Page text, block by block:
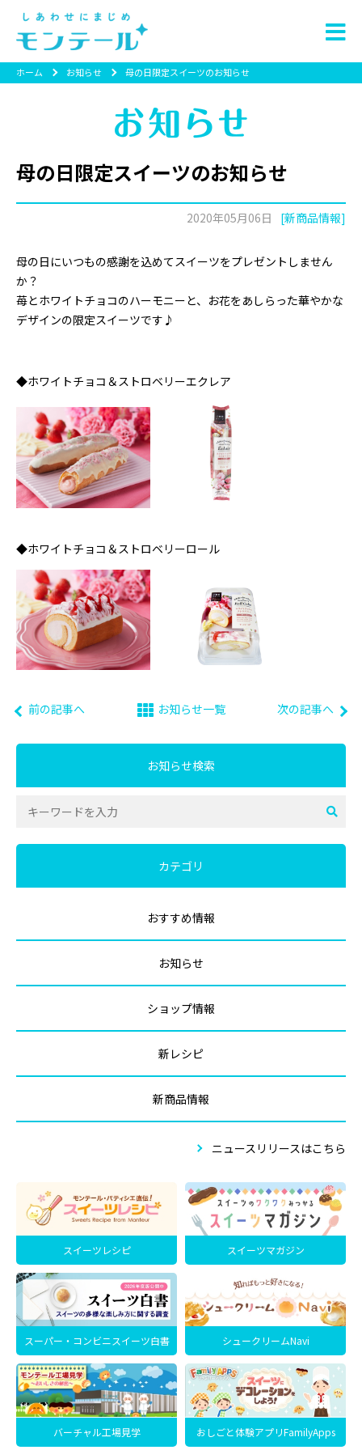
ホーム お知らせ 母の日限定スイーツのお知らせ
母の日限定スイーツのお知らせ
2020年05月06日 [新商品情報]
母の日にいつもの感謝を込めてスイーツをプレゼントしません
か？
苺とホワイトチョコのハーモニーと、お花をあしらった華やかな
デザインの限定スイーツです♪
◆ホワイトチョコ＆ストロベリーエクレア
◆ホワイトチョコ＆ストロベリーロール
前の記事へ お知らせ一覧 次の記事へ
お知らせ検索
カテゴリ
おすすめ情報
お知らせ
ショップ情報
新レシピ
新商品情報
ニュースリリースはこちら
スイーツレシピ スイーツマガジン
スーパー・コンビニスイーツ白書 シュークリームNavi
バーチャル工場見学 おしごと体験アプリFamilyApps